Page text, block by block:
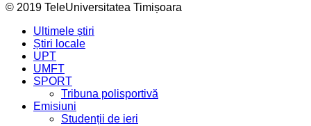
© 2019 TeleUniversitatea Timișoara
Ultimele știri
Știri locale
UPT
UMFT
SPORT
Tribuna polisportivă
Emisiuni
Studenții de ieri